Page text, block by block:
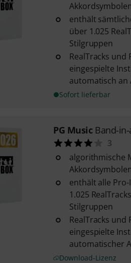
enthält
über 1.025
Stilgruppen
RealTracks
eingespielte
automatisch an
Sofort lieferbar
PG Music Band-in-
3
algorithmische
enthält alle
1.025
Stilgruppen
RealTracks und
eingespielte
automatischer
Download-Lizenz